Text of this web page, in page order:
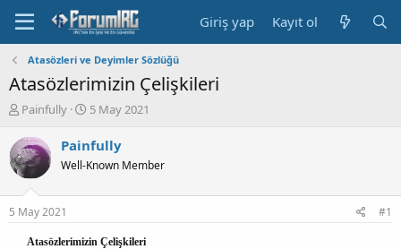
Giriş yap Kayıt ol
Atasözleri ve Deyimler Sözlüğü
Atasözlerimizin Çelişkileri
K
n
b
u
u
b
Painfully
B
ş
a
ç
5 May 2021
Painfully
Well-Known Member
5 May 2021 #1
Atasözlerimizin Çelişkileri